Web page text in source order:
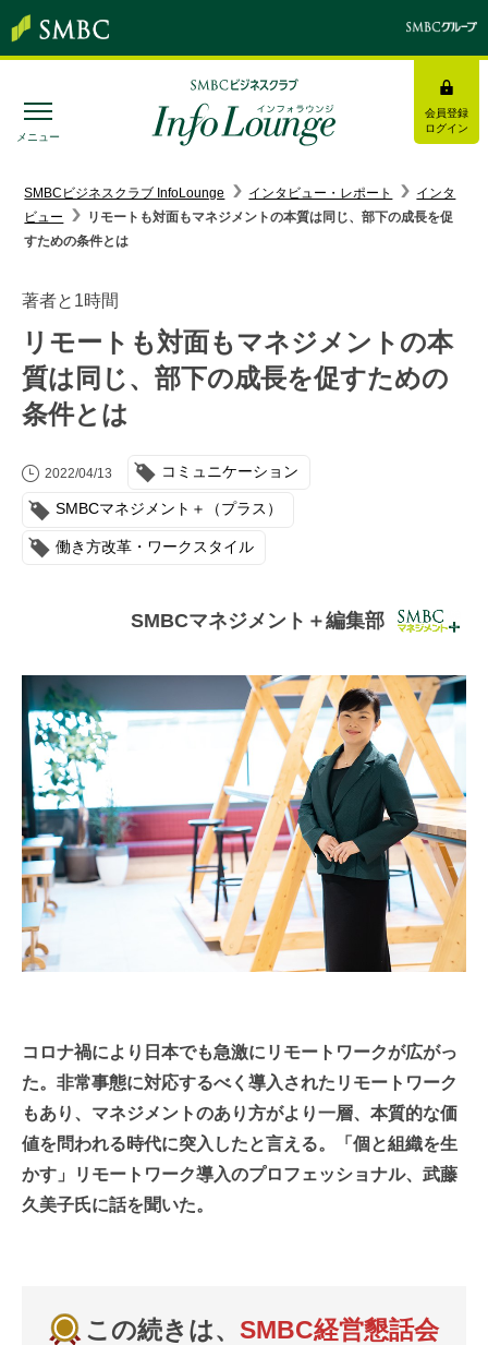
メニュー
会員登録
ログイン
みんなの研修
ログイン/会員登録
トピックス＆インフォメーション
お役立ち情報
インタビュー・レポート
連載・コラム
イベント・セミナー
InfoLoungeとは
利用規約
プライバシーポリシー
本サイトのご利用にあたって
お問い合わせ
運営会社
SMBCビジネスクラブ InfoLounge インタビュー・レポート
インタ
ビュー
リモートも対面もマネジメントの本質は同じ、部下の成長を促
すための条件とは
著者と1時間
リモートも対面もマネジメントの本
質は同じ、部下の成長を促すための
条件とは
2022/04/13 コミュニケーション
SMBCマネジメント＋（プラス）
働き方改革・ワークスタイル
SMBCマネジメント＋編集部
コロナ禍により日本でも急激にリモートワークが広がっ
た。非常事態に対応するべく導入されたリモートワーク
もあり、マネジメントのあり方がより一層、本質的な価
値を問われる時代に突入したと言える。「個と組織を生
かす」リモートワーク導入のプロフェッショナル、武藤
久美子氏に話を聞いた。
この続きは、SMBC経営懇話会